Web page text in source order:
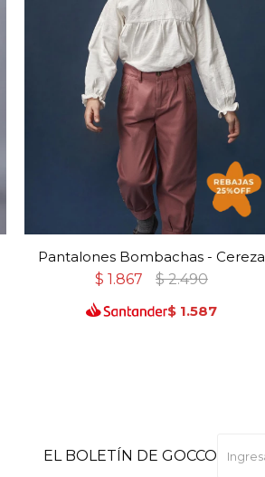
Pantalones Bombachas - Cereza
$ 1.867 $ 2.490
$ 1.587
EL BOLETÍN DE GOCCO